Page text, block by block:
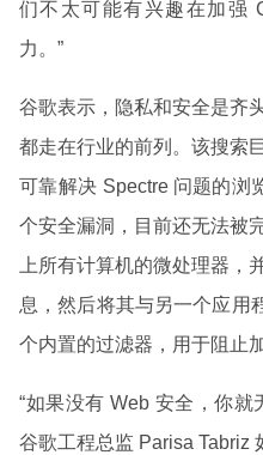
们不太可能有兴趣在加强
力。”
谷歌表示，隐私和安全是齐
都走在行业的前列。该搜索
可靠解决 Spectre 问题的浏
个安全漏洞，目前还无法被
上所有计算机的微处理器，
息，然后将其与另一个应用
个内置的过滤器，用于阻止
“如果没有 Web 安全，你就
谷歌工程总监 Parisa Tabriz